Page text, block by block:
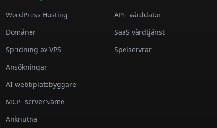
WordPress Hosting
Domäner
Spridning av VPS
Ansökningar
AI-webbplatsbyggare
MCP- serverName
Anknutna
API- värddator
SaaS värdtjänst
Spelservrar